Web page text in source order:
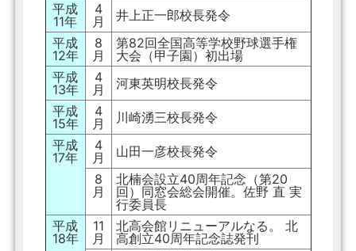
平成
11年
4
月
井上正一郎校長発令
平成
12年
8
月
第82回全国高等学校野球選手権
大会（甲子園）初出場
平成
13年
4
月
河東英明校長発令
平成
15年
4
月
川崎湧三校長発令
平成
17年
4
月
山田一彦校長発令
8
月
北楠会設立40周年記念（第20
回）同窓会総会開催。佐野 直 実
行委員長
平成
18年
11
月
北高会館リニューアルなる。 北
高創立40周年記念誌発刊